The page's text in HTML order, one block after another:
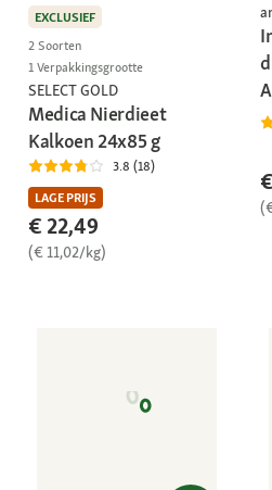
EXCLUSIEF
2 Soorten
1 Verpakkingsgrootte
SELECT GOLD
Medica Nierdieet
Kalkoen 24x85 g
3.8 (18)
LAGE PRIJS
€ 22,49
(€ 11,02/kg)